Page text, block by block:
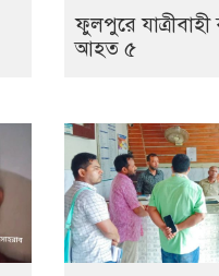
ফুলপুরে
আহত ৫